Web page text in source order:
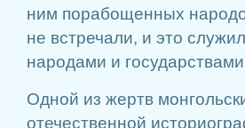
ним порабощенных
не встречали, и это
народами и
Одной из жертв
отечественной